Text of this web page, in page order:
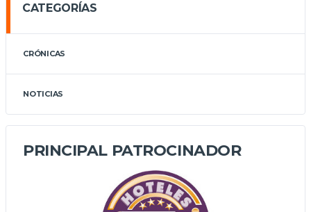
CATEGORÍAS
CRÓNICAS
NOTICIAS
PRINCIPAL PATROCINADOR